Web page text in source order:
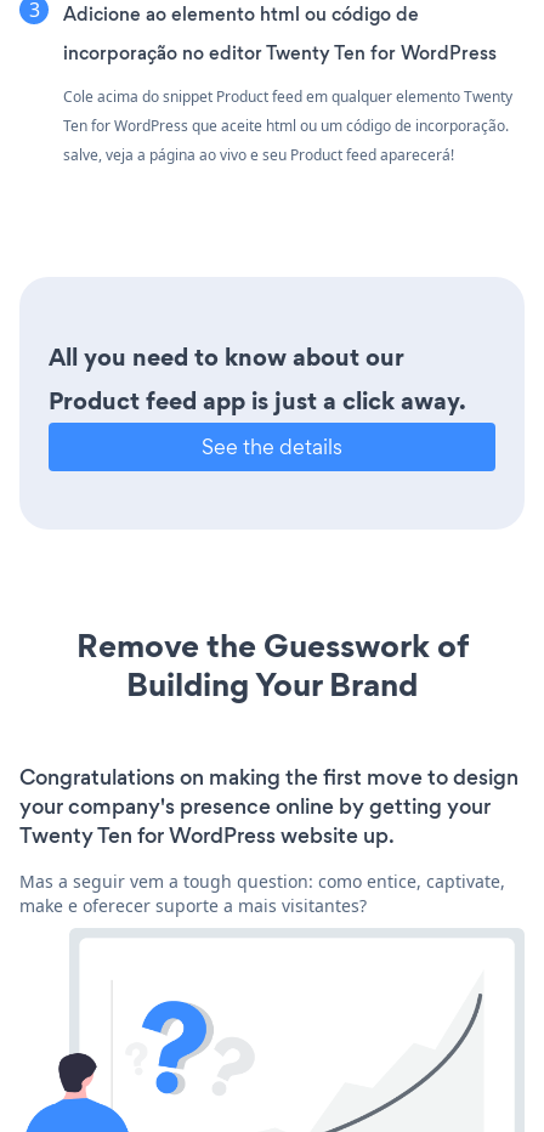
Adicione ao elemento html ou código de
incorporação no editor Twenty Ten for WordPress
Cole acima do snippet Product feed em qualquer elemento Twenty
Ten for WordPress que aceite html ou um código de incorporação.
salve, veja a página ao vivo e seu Product feed aparecerá!
All you need to know about our
Product feed app is just a click away.
See the details
Remove the Guesswork of
Building Your Brand
Congratulations on making the first move to design
your company's presence online by getting your
Twenty Ten for WordPress website up.
Mas a seguir vem a tough question: como entice, captivate,
make e oferecer suporte a mais visitantes?